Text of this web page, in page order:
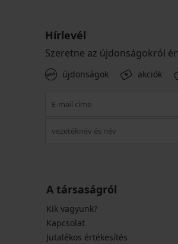
Hírlevél
Szeretne az újdonságokról
újdonságok akciók
A társaságról
Kik vagyunk?
Kapcsolat
Jutalékos értékesítés